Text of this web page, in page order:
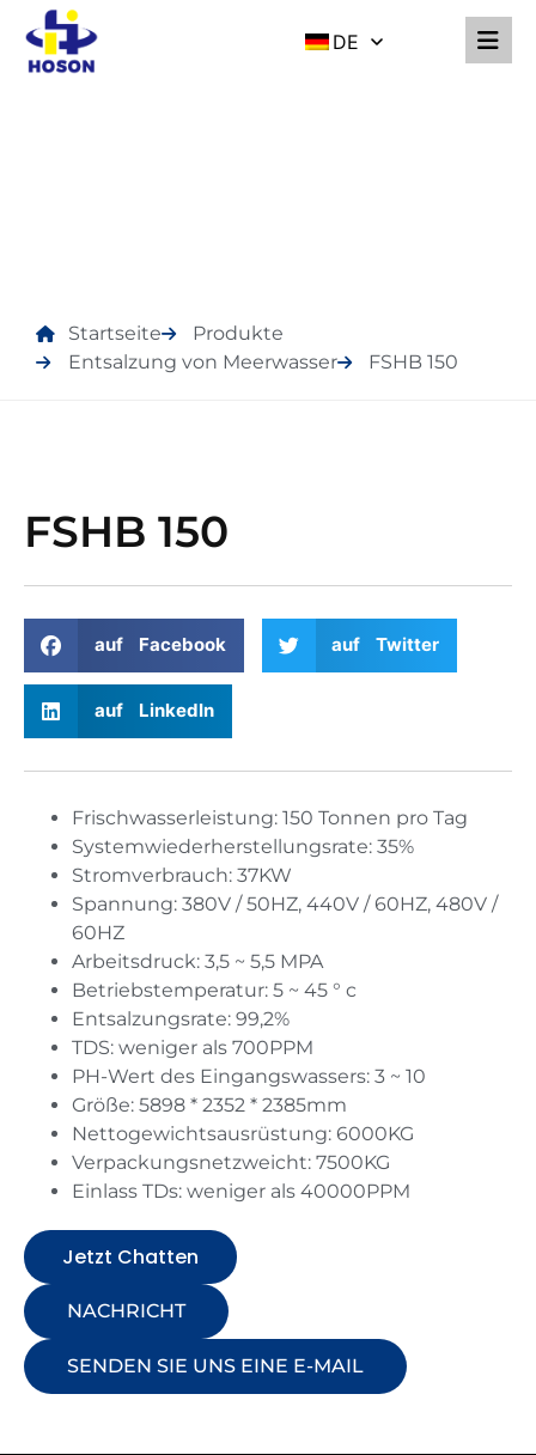
DE
Startseite
Produkte
Entsalzung von Meerwasser
FSHB 150
FSHB 150
auf Facebook auf Twitter
auf LinkedIn
Frischwasserleistung: 150 Tonnen pro Tag
Systemwiederherstellungsrate: 35%
Stromverbrauch: 37KW
Spannung: 380V / 50HZ, 440V / 60HZ, 480V /
60HZ
Arbeitsdruck: 3,5 ~ 5,5 MPA
Betriebstemperatur: 5 ~ 45 ° c
Entsalzungsrate: 99,2%
TDS: weniger als 700PPM
PH-Wert des Eingangswassers: 3 ~ 10
Größe: 5898 * 2352 * 2385mm
Nettogewichtsausrüstung: 6000KG
Verpackungsnetzweicht: 7500KG
Einlass TDs: weniger als 40000PPM
Jetzt Chatten
NACHRICHT
SENDEN SIE UNS EINE E-MAIL